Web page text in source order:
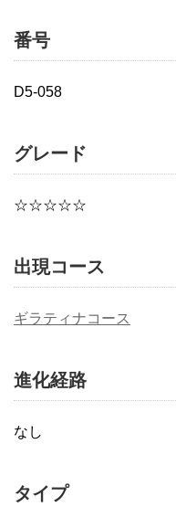
番号
D5-058
グレード
☆☆☆☆☆
出現コース
ギラティナコース
進化経路
なし
タイプ